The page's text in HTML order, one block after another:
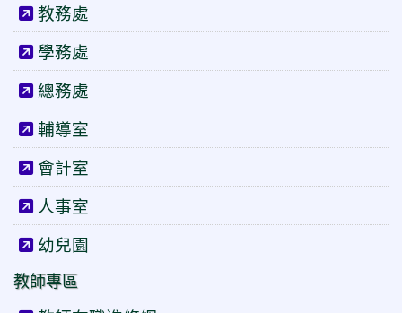
教務處
學務處
總務處
輔導室
會計室
人事室
幼兒園
教師專區